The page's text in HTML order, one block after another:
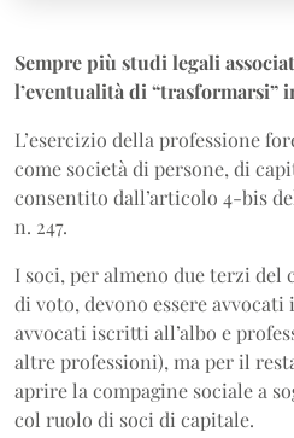
Sempre più studi legali
l’eventualità di “trasformarsi”
L’esercizio della professione
come società di persone, di
consentito dall’articolo 4-bis
n. 247.
I soci, per almeno due terzi
di voto, devono essere
avvocati iscritti all’albo e
altre professioni), ma per il
aprire la compagine sociale a
col ruolo di soci di capitale.